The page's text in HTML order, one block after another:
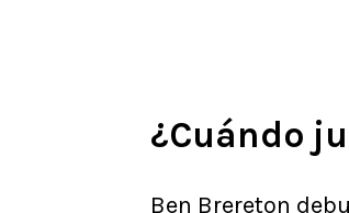
¿Cuándo
Ben Brereton